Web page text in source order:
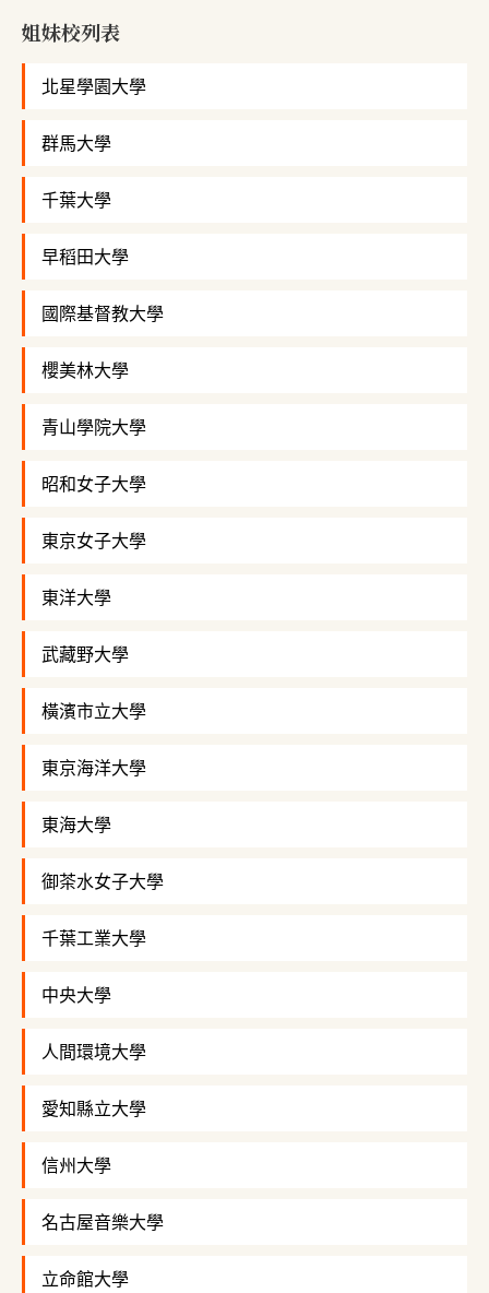
姐妹校列表
北星學園大學
群馬大學
千葉大學
早稻田大學
國際基督教大學
櫻美林大學
青山學院大學
昭和女子大學
東京女子大學
東洋大學
武藏野大學
橫濱市立大學
東京海洋大學
東海大學
御茶水女子大學
千葉工業大學
中央大學
人間環境大學
愛知縣立大學
信州大學
名古屋音樂大學
立命館大學